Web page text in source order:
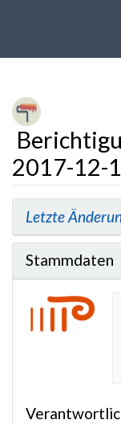
2017-12-
Wechseln zu:
Letzte
Stammdaten